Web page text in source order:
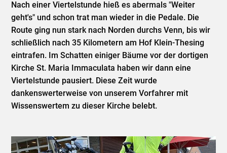
Nach einer Viertelstunde hieß es abermals "Weiter
geht's" und schon trat man wieder in die Pedale. Die
Route ging nun stark nach Norden durchs Venn, bis wir
schließlich nach 35 Kilometern am Hof Klein-Thesing
eintrafen. Im Schatten einiger Bäume vor der dortigen
Kirche St. Maria Immaculata haben wir dann eine
Viertelstunde pausiert. Diese Zeit wurde
dankenswerterweise von unserem Vorfahrer mit
Wissenswertem zu dieser Kirche belebt.